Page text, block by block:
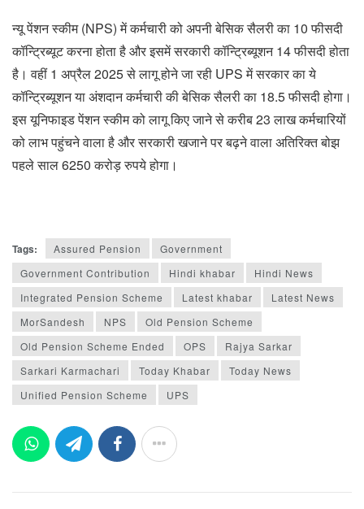
न्यू पेंशन स्कीम (NPS) में कर्मचारी को अपनी बेसिक सैलरी का 10 फीसदी
कॉन्ट्रिब्यूट करना होता है और इसमें सरकारी कॉन्ट्रिब्यूशन 14 फीसदी होता
है। वहीं 1 अप्रैल 2025 से लागू होने जा रही UPS में सरकार का ये
कॉन्ट्रिब्यूशन या अंशदान कर्मचारी की बेसिक सैलरी का 18.5 फीसदी होगा।
इस यूनिफाइड पेंशन स्कीम को लागू किए जाने से करीब 23 लाख कर्मचारियों
को लाभ पहुंचने वाला है और सरकारी खजाने पर बढ़ने वाला अतिरिक्त बोझ
पहले साल 6250 करोड़ रुपये होगा।
Tags: Assured Pension
Government
Government Contribution
Hindi khabar
Hindi News
Integrated Pension Scheme
Latest khabar
Latest News
MorSandesh
NPS
Old Pension Scheme
Old Pension Scheme Ended
OPS
Rajya Sarkar
Sarkari Karmachari
Today Khabar
Today News
Unified Pension Scheme
UPS